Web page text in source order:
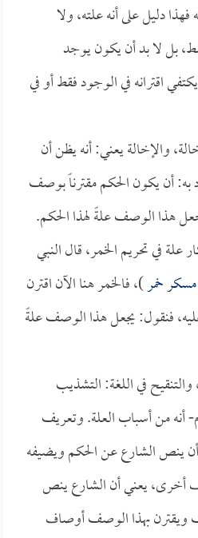
دليل على أنه علته، ولا
بل لا بد أن يكون يوجد
اقترانه في الوجود فقط أو في
والإخالة يعني: أنه يظن أن
أن يكون الحكم مقترناً بوصف
هذا الوصف علةً لهذا الحكم.
علة في تحريم الخمر، قال النبي
خمر)، فالخمر هنا الآن اقترن
فنقول: يجعل هذا الوصف علةً
والتنقيح في اللغة: التشذيب
أنه من أسباب العلة. وتعريف
ينص الشارع عن الحكم ويضيفه
أخرى، يعني أن الشارع ينص
ويقترن بهذا الوصف أوصاف